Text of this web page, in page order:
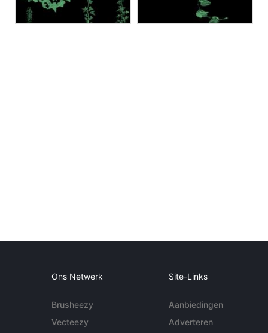
Ons Netwerk
Brusheezy
Vecteezy
Site-Links
Aanbiedingen
Adverteren